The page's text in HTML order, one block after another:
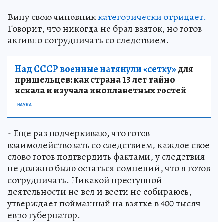
Вину свою чиновниккатегорически отрицает.
Говорит, что никогда не брал взяток, но готов
активно сотрудничать со следствием.
Над СССР военные натянули «сетку»для
пришельцев: как страна 13 лет тайно
искала и изучала инопланетных гостей
НАУКА
- Еще раз подчеркиваю, что готов
взаимодействовать со следствием, каждое свое
слово готов подтвердить фактами, у следствия
не должно было остаться сомнений, что я готов
сотрудничать. Никакой преступной
деятельности не вел и вести не собираюсь,
утверждает пойманный на взятке в 400 тысяч
евро губернатор.